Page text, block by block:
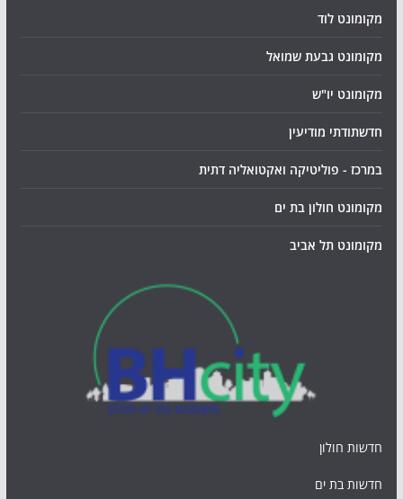
מקומונט לוד
מקומונט גבעת שמואל
מקומונט יו"ש
חדשתודתי מודיעין
במרכז - פוליטיקה ואקטואליה דתית
מקומונט חולון בת ים
מקומונט תל אביב
חדשות חולון
חדשות בת ים